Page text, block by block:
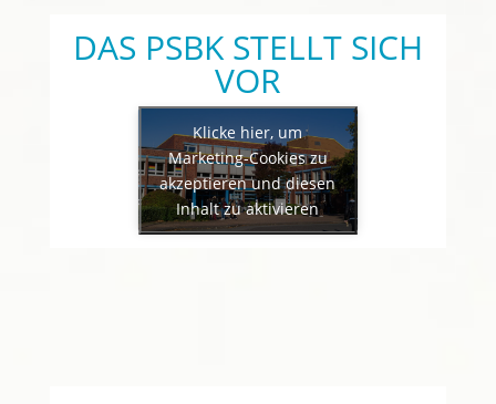
DAS PSBK STELLT SICH
VOR
Klicke hier, um
Marketing-Cookies zu
akzeptieren und diesen
Inhalt zu aktivieren